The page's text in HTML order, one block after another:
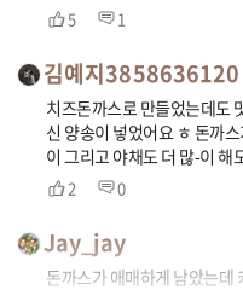
5 1
김예지3858636120
치즈돈까스로 만들었는데도
신 양송이 넣었어요 ㅎ 돈까
이 그리고 야채도 더 많-이 해
2 0
Jay_jay
돈까스가 애매하게 남았는데